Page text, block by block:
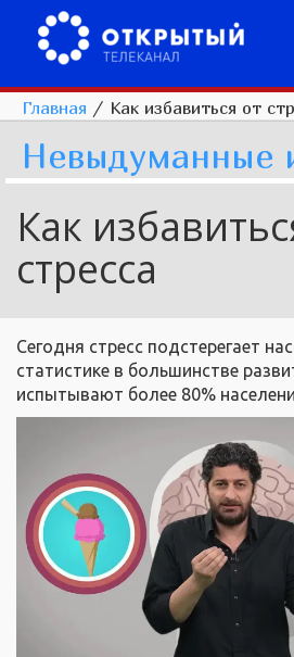
Главная / Как избавиться от
Невыдуманные
Как
стресса
Сегодня стресс подстерегает
статистике в большинстве
испытывают более 80%